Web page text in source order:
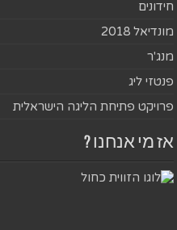
חידונים
מונדיאל 2018
מנג'ר
פנטזי ליג
פרויקט פתיחת הליגה הישראלית
אז מי אנחנו ?